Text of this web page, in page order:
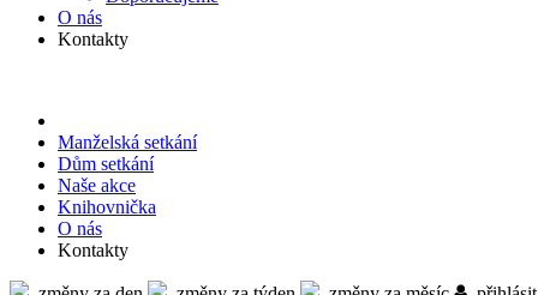
O nás
Kontakty
Manželská setkání
Dům setkání
Naše akce
Knihov­nička
O nás
Kontakty